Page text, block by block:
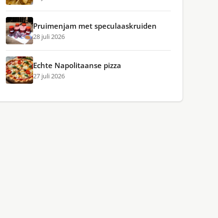
Pruimenjam met speculaaskruiden
28 juli 2026
Echte Napolitaanse pizza
27 juli 2026